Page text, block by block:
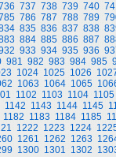
737 738 739 740
786 787 788 789
835 836 837 838
884 885 886 887
933 934 935 936
981 982 983 984 985
1024 1025 1026
1063 1064 1065
1102 1103 1104 1105
1142 1143 1144 1145
1182 1183 1184 1185
1222 1223 1224
1261 1262 1263
1300 1301 1302